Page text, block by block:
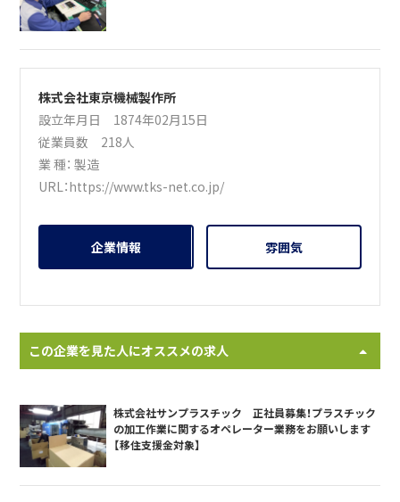
株式会社東京機械製作所
設立年月日 1874年02月15日
従業員数 218人
業 種：製造
URL：https://www.tks-net.co.jp/
企業情報 雰囲気
この企業を見た人にオススメの求人
株式会社サンプラスチック 正社員募集！プラスチック
の加工作業に関するオペレーター業務をお願いします
【移住支援金対象】